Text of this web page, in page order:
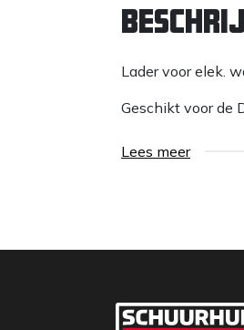
Lader voor elek.
Geschikt voor de
Lees meer